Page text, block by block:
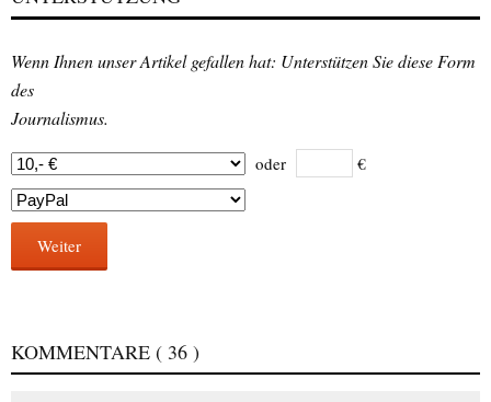
Wenn Ihnen unser Artikel gefallen hat: Unterstützen Sie diese Form
des
Journalismus.
oder €
Weiter
KOMMENTARE ( 36 )